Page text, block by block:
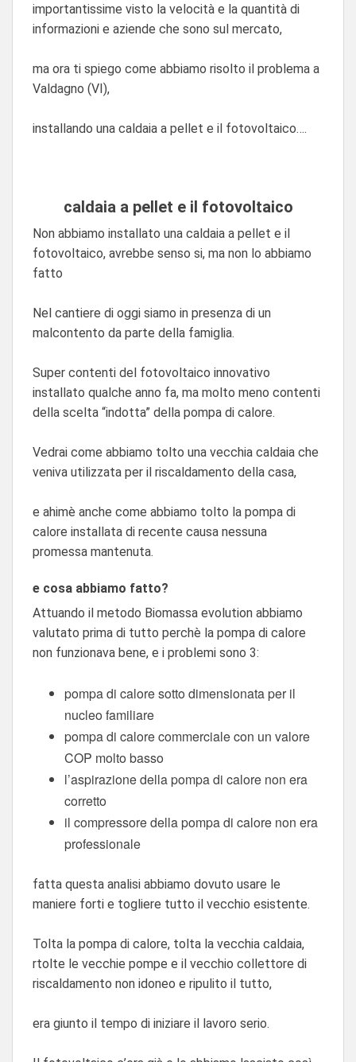
importantissime visto la velocità e la quantità di
informazioni e aziende che sono sul mercato,
ma ora ti spiego come abbiamo risolto il problema a
Valdagno (VI),
installando una caldaia a pellet e il fotovoltaico….
caldaia a pellet e il fotovoltaico
Non abbiamo installato una caldaia a pellet e il
fotovoltaico, avrebbe senso si, ma non lo abbiamo
fatto
Nel cantiere di oggi siamo in presenza di un
malcontento da parte della famiglia.
Super contenti del fotovoltaico innovativo
installato qualche anno fa, ma molto meno contenti
della scelta “indotta” della pompa di calore.
Vedrai come abbiamo tolto una vecchia caldaia che
veniva utilizzata per il riscaldamento della casa,
e ahimè anche come abbiamo tolto la pompa di
calore installata di recente causa nessuna
promessa mantenuta.
e cosa abbiamo fatto?
Attuando il metodo Biomassa evolution abbiamo
valutato prima di tutto perchè la pompa di calore
non funzionava bene, e i problemi sono 3:
pompa di calore sotto dimensionata per il
nucleo familiare
pompa di calore commerciale con un valore
COP molto basso
l’aspirazione della pompa di calore non era
corretto
il compressore della pompa di calore non era
professionale
fatta questa analisi abbiamo dovuto usare le
maniere forti e togliere tutto il vecchio esistente.
Tolta la pompa di calore, tolta la vecchia caldaia,
rtolte le vecchie pompe e il vecchio collettore di
riscaldamento non idoneo e ripulito il tutto,
era giunto il tempo di iniziare il lavoro serio.